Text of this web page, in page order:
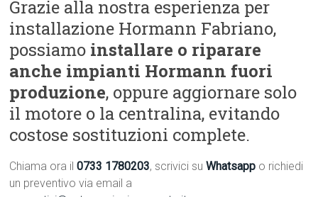
Grazie alla nostra esperienza per
installazione Hormann Fabriano,
possiamo installare o riparare
anche impianti Hormann fuori
produzione, oppure aggiornare solo
il motore o la centralina, evitando
costose sostituzioni complete.
Chiama ora il0733 1780203, scrivici suWhatsapp o richiedi
un preventivo via email a